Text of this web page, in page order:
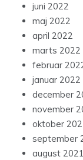
juni 2022
maj 2022
april 2022
marts 2022
februar
januar 2022
december
november
oktober
september
august 2021